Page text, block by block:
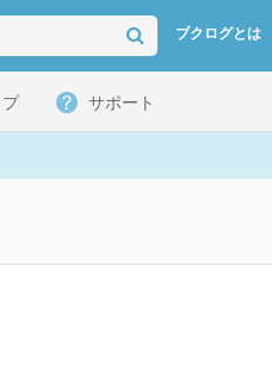
ブクログとは
サポート